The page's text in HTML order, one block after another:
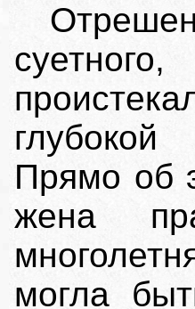
Прямо об
жена
могла